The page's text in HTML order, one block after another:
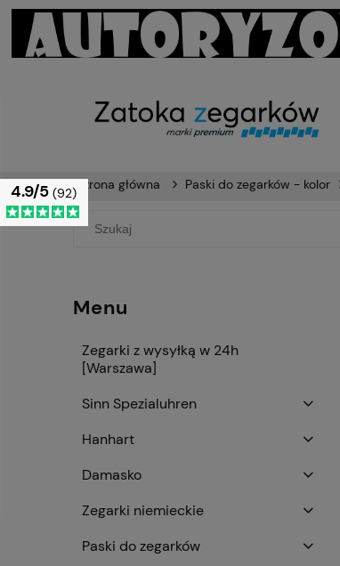
Strona główna Paski do zegarków - kolor
Menu
Zegarki z wysyłką w 24h
[Warszawa]
Sinn Spezialuhren
Hanhart
Damasko
Zegarki niemieckie
Paski do zegarków
4.9/5 (92)